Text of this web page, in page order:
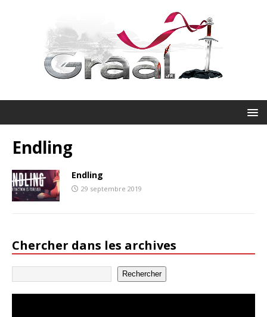
Endling
Endling
29 septembre 2019
Chercher dans les archives
Rechercher